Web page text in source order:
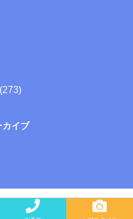
(273)
カイブ
ったんこ髪の解決方法ブログ, 2025 All